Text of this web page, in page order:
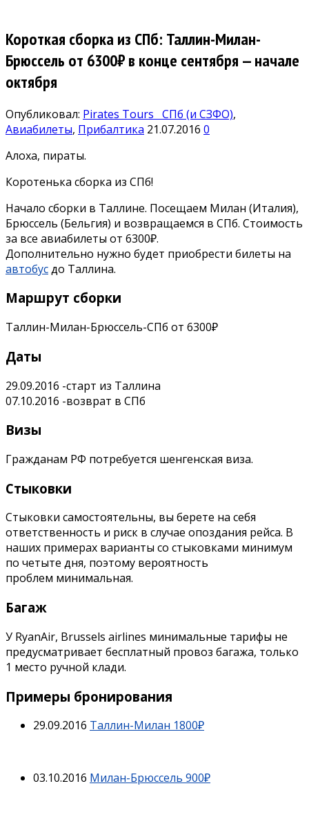
Короткая сборка из СПб: Таллин-Милан-
Брюссель от 6300₽ в конце сентября — начале
октября
Опубликовал: Pirates Tours СПб (и СЗФО),
Авиабилеты, Прибалтика 21.07.2016 0
Алоха, пираты.
Коротенька сборка из СПб!
Начало сборки в Таллине. Посещаем Милан (Италия),
Брюссель (Бельгия) и возвращаемся в СПб. Стоимость
за все авиабилеты от 6300₽.
Дополнительно нужно будет приобрести билеты на
автобусдо Таллина.
Маршрут сборки
Таллин-Милан-Брюссель-СПб от 6300₽
Даты
29.09.2016 -старт из Таллина
07.10.2016 -возврат в СПб
Визы
Гражданам РФ потребуется шенгенская виза.
Стыковки
Стыковки самостоятельны, вы берете на себя
ответственность и риск в случае опоздания рейса. В
наших примерах варианты со стыковками минимум
по четыте дня, поэтому вероятность
проблем минимальная.
Багаж
У RyanAir, Brussels airlines минимальные тарифы не
предусматривает бесплатный провоз багажа, только
1 место ручной клади.
Примеры бронирования
29.09.2016 Таллин-Милан 1800₽
03.10.2016 Милан-Брюссель 900₽